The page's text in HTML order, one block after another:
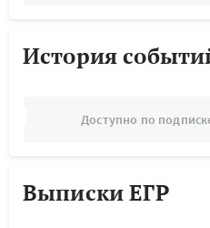
История
Доступно по
Выписки ЕГР